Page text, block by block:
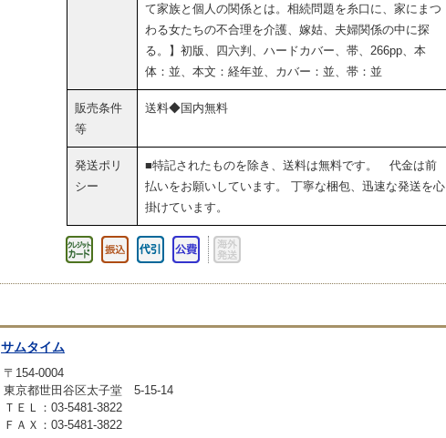
て家族と個人の関係とは。相続問題を糸口に、家にまつ
わる女たちの不合理を介護、嫁姑、夫婦関係の中に探
る。】初版、四六判、ハードカバー、帯、266pp、本
体：並、本文：経年並、カバー：並、帯：並
販売条件
等
送料◆国内無料
発送ポリ
シー
■特記されたものを除き、送料は無料です。 代金は前
払いをお願いしています。 丁寧な梱包、迅速な発送を心
掛けています。
サムタイム
〒154-0004
東京都世田谷区太子堂 5-15-14
ＴＥＬ：03-5481-3822
ＦＡＸ：03-5481-3822